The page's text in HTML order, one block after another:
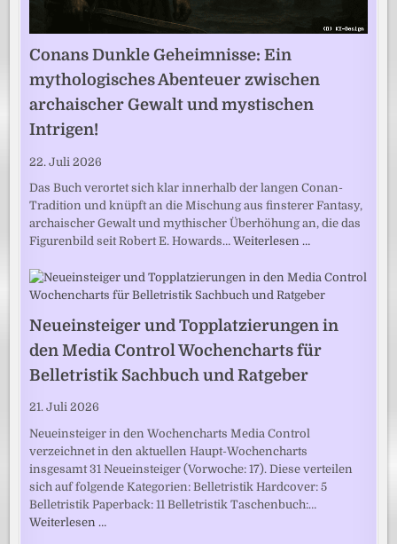
Conans Dunkle Geheimnisse: Ein
mythologisches Abenteuer zwischen
archaischer Gewalt und mystischen
Intrigen!
22. Juli 2026
Das Buch verortet sich klar innerhalb der langen Conan-
Tradition und knüpft an die Mischung aus finsterer Fantasy,
archaischer Gewalt und mythischer Überhöhung an, die das
Figurenbild seit Robert E. Howards…Weiterlesen …
Neueinsteiger und Topplatzierungen in
den Media Control Wochencharts für
Belletristik Sachbuch und Ratgeber
21. Juli 2026
Neueinsteiger in den Wochencharts Media Control
verzeichnet in den aktuellen Haupt-Wochencharts
insgesamt 31 Neueinsteiger (Vorwoche: 17). Diese verteilen
sich auf folgende Kategorien: Belletristik Hardcover: 5
Belletristik Paperback: 11 Belletristik Taschenbuch:…
Weiterlesen …